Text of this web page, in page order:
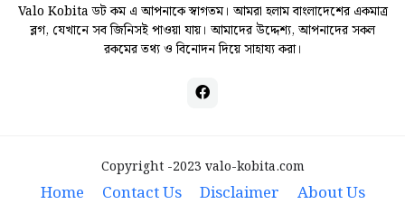
Valo Kobita ডট কম এ আপনাকে স্বাগতম। আমরা হলাম বাংলাদেশের একমাত্র
ব্লগ, যেখানে সব জিনিসই পাওয়া যায়। আমাদের উদ্দেশ্য, আপনাদের সকল
রকমের তথ্য ও বিনোদন দিয়ে সাহায্য করা।
Copyright -2023 valo-kobita.com
Home Contact Us Disclaimer
About Us